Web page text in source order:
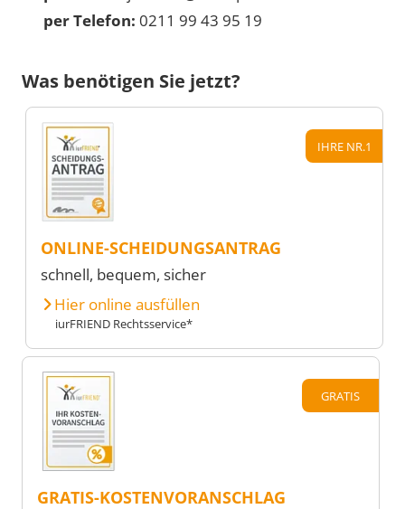
per Telefon: 0211 99 43 95 19
Was benötigen Sie jetzt?
IHRE NR.1
ONLINE-SCHEIDUNGSANTRAG
schnell, bequem, sicher
Hier online ausfüllen
iurFRIEND Rechtsservice*
GRATIS
GRATIS-KOSTENVORANSCHLAG